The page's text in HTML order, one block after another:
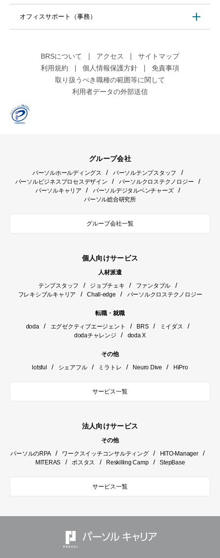
オフィスサポート（事務）
BRSについて アクセス
サイトマップ
利用規約
個人情報保護方針
免責事項
取り扱うべき職種の範囲等に関して
利用者データの外部送信
グループ会社
パーソルホールディングス / パーソルテンプスタッフ /
パーソルビジネスプロセスデザイン / パーソルクロステクノロジー /
パーソルキャリア / パーソルデジタルベンチャーズ /
パーソル総合研究所
グループ会社一覧
個人向けサービス
人材派遣
テンプスタッフ
/ ジョブチェキ / ファンタブル /
フレキシブルキャリア / Chall-edge / パーソルクロステクノロジー
転職・就職
doda
/ エグゼクティブエージェント / BRS / ミイダス /
dodaチャレンジ / doda X
その他
lotsful
/ シェアフル / ミラトレ / Neuro Dive / HiPro
サービス一覧
法人向けサービス
その他
パーソルのRPA
/ ワークスイッチコンサルティング / HITO-Manager /
MITERAS / ポスタス / Reskilling Camp / StepBase
サービス一覧